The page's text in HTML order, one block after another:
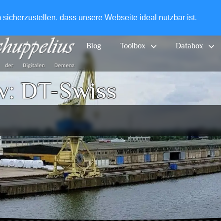
dass unsere Webseite ideal nutzbar ist.
Blog Toolbox Databox
DT-Swiss